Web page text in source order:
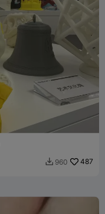
 960 487